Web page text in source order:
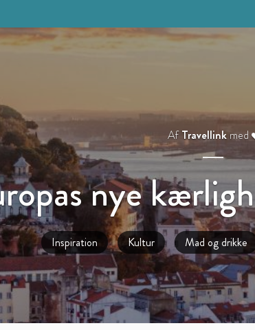
AfTravellinkmed
nye
Inspiration Kultur Mad og drikke